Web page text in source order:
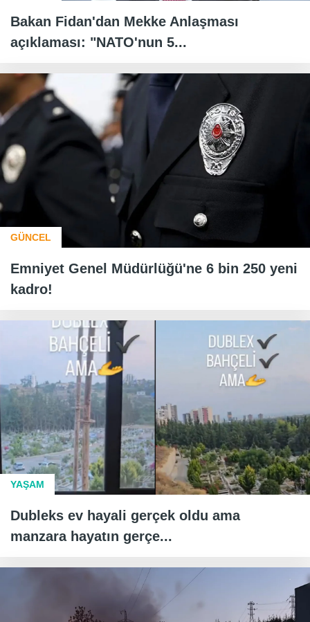
Bakan Fidan'dan Mekke Anlaşması
açıklaması: "NATO'nun 5...
GÜNCEL
Emniyet Genel Müdürlüğü'ne 6 bin 250 yeni
kadro!
YAŞAM
Dubleks ev hayali gerçek oldu ama
manzara hayatın gerçe...